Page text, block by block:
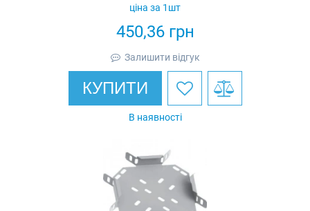
450,36грн
ціна за 1шт
Залишити відгук
КУПИТИ
В наявності